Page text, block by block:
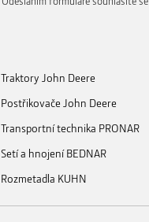
Traktory John Deere
Postřikovače John Deere
Transportní technika PRONAR
Setí a hnojení BEDNAR
Rozmetadla KUHN